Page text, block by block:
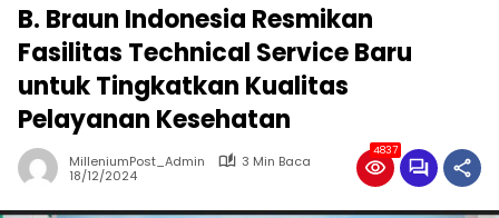
B. Braun Indonesia Resmikan
Fasilitas Technical Service Baru
untuk Tingkatkan Kualitas
Pelayanan Kesehatan
MilleniumPost_Admin
3 Min Baca
18/12/2024
4837